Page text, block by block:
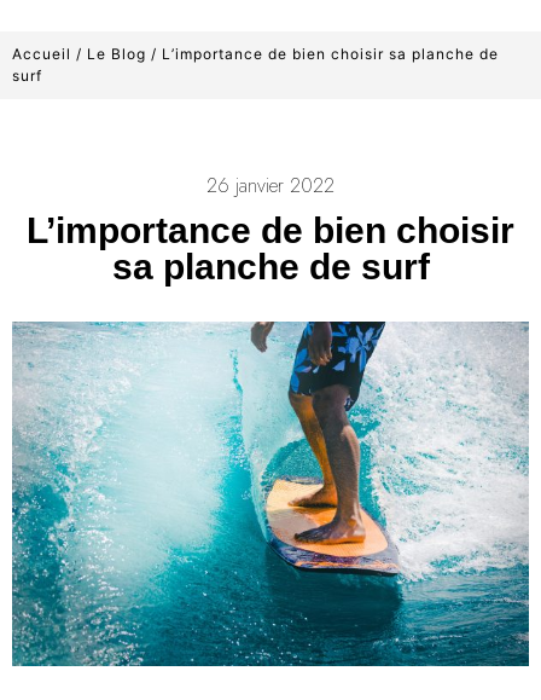
Accueil / Le Blog / L’importance de bien choisir sa planche de
surf
26 janvier 2022
L’importance de bien choisir
sa planche de surf